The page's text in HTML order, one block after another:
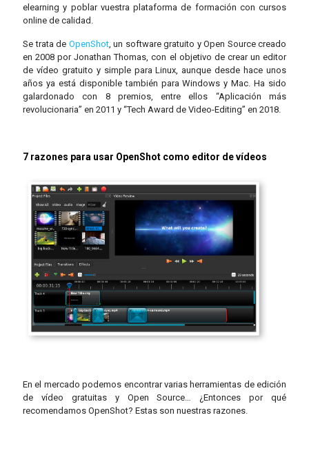
elearning y poblar vuestra plataforma de formación con cursos
online de calidad.
Se trata de OpenShot, un software gratuito y Open Source creado
en 2008 por Jonathan Thomas, con el objetivo de crear un editor
de vídeo gratuito y simple para Linux, aunque desde hace unos
años ya está disponible también para Windows y Mac. Ha sido
galardonado con 8 premios, entre ellos “Aplicación más
revolucionaria” en 2011 y “Tech Award de Video-Editing” en 2018.
7 razones para usar OpenShot como editor de vídeos
En el mercado podemos encontrar varias herramientas de edición
de vídeo gratuitas y Open Source… ¿Entonces por qué
recomendamos OpenShot? Estas son nuestras razones.